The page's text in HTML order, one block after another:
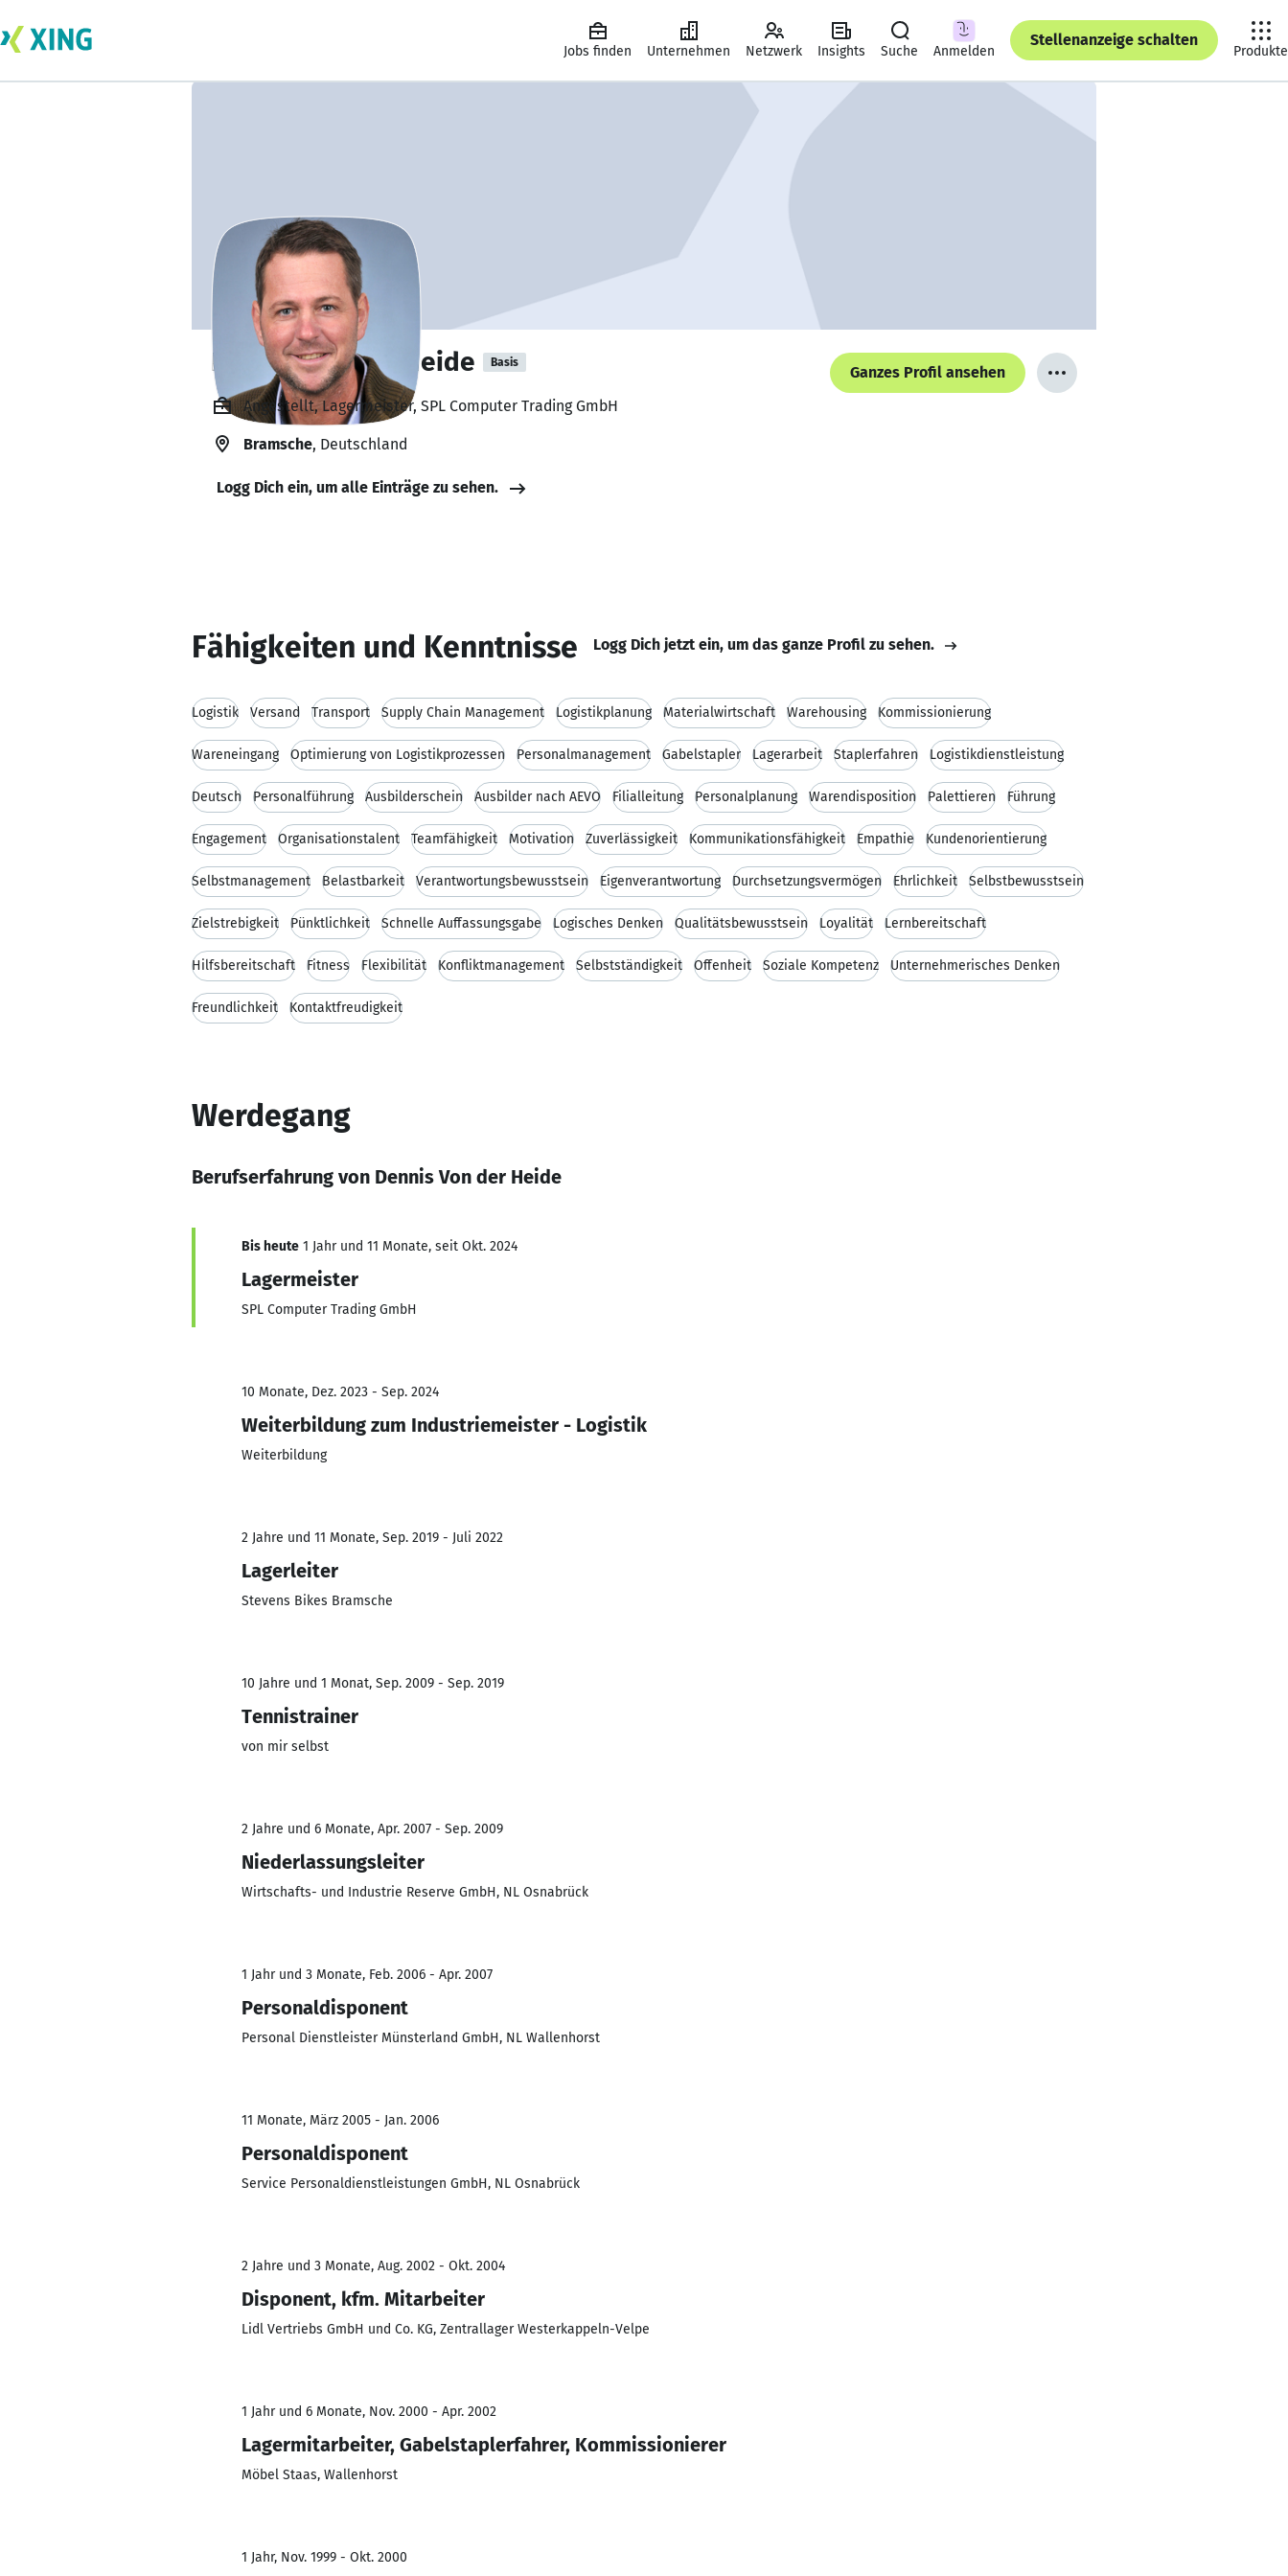
Jobs finden Unternehmen Netzwerk Insights Suche Anmelden
Stellenanzeige schalten
Produkte
Dennis Von der Heide Basis
Ganzes Profil ansehen
Angestellt, Lagermeister, SPL Computer Trading GmbH
Bramsche, Deutschland
Logg Dich ein, um alle Einträge zu sehen.
Fähigkeiten und Kenntnisse Logg Dich jetzt ein, um das ganze Profil zu sehen.
Logistik Versand Transport Supply Chain Management Logistikplanung Materialwirtschaft Warehousing Kommissionierung
Wareneingang Optimierung von Logistikprozessen Personalmanagement Gabelstapler Lagerarbeit Staplerfahren Logistikdienstleistung
Deutsch Personalführung Ausbilderschein Ausbilder nach AEVO Filialleitung Personalplanung Warendisposition Palettieren Führung
Engagement Organisationstalent Teamfähigkeit Motivation Zuverlässigkeit Kommunikationsfähigkeit Empathie Kundenorientierung
Selbstmanagement Belastbarkeit Verantwortungsbewusstsein Eigenverantwortung Durchsetzungsvermögen Ehrlichkeit Selbstbewusstsein
Zielstrebigkeit Pünktlichkeit Schnelle Auffassungsgabe Logisches Denken Qualitätsbewusstsein Loyalität Lernbereitschaft
Hilfsbereitschaft Fitness Flexibilität Konfliktmanagement Selbstständigkeit Offenheit Soziale Kompetenz Unternehmerisches Denken
Freundlichkeit Kontaktfreudigkeit
Werdegang
Berufserfahrung von Dennis Von der Heide
Bis heute 1 Jahr und 11 Monate, seit Okt. 2024
Lagermeister
SPL Computer Trading GmbH
10 Monate, Dez. 2023 - Sep. 2024
Weiterbildung zum Industriemeister - Logistik
Weiterbildung
2 Jahre und 11 Monate, Sep. 2019 - Juli 2022
Lagerleiter
Stevens Bikes Bramsche
10 Jahre und 1 Monat, Sep. 2009 - Sep. 2019
Tennistrainer
von mir selbst
2 Jahre und 6 Monate, Apr. 2007 - Sep. 2009
Niederlassungsleiter
Wirtschafts- und Industrie Reserve GmbH, NL Osnabrück
1 Jahr und 3 Monate, Feb. 2006 - Apr. 2007
Personaldisponent
Personal Dienstleister Münsterland GmbH, NL Wallenhorst
11 Monate, März 2005 - Jan. 2006
Personaldisponent
Service Personaldienstleistungen GmbH, NL Osnabrück
2 Jahre und 3 Monate, Aug. 2002 - Okt. 2004
Disponent, kfm. Mitarbeiter
Lidl Vertriebs GmbH und Co. KG, Zentrallager Westerkappeln-Velpe
1 Jahr und 6 Monate, Nov. 2000 - Apr. 2002
Lagermitarbeiter, Gabelstaplerfahrer, Kommissionierer
Möbel Staas, Wallenhorst
1 Jahr, Nov. 1999 - Okt. 2000